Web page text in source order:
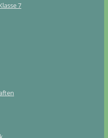
7